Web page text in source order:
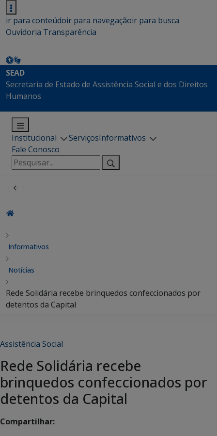
ir para conteúdoir para navegaçãoir para busca
Ouvidoria Transparência
SEAD
Secretaria de Estado de Assistência Social e dos Direitos
Humanos
Institucional ServiçosInformativos
Fale Conosco
Pesquisar
por:
Informativos
Notícias
Rede Solidária recebe brinquedos confeccionados por
detentos da Capital
Assistência Social
Rede Solidária recebe
brinquedos confeccionados por
detentos da Capital
Compartilhar: